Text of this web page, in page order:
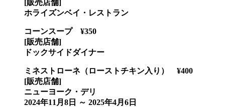
[販売店舗]
ホライズンベイ・レストラン
コーンスープ ¥350
[販売店舗]
ドックサイドダイナー
ミネストローネ（ローストチキン入り） ¥400
[販売店舗]
ニューヨーク・デリ
2024年11月8日 ～ 2025年4月6日